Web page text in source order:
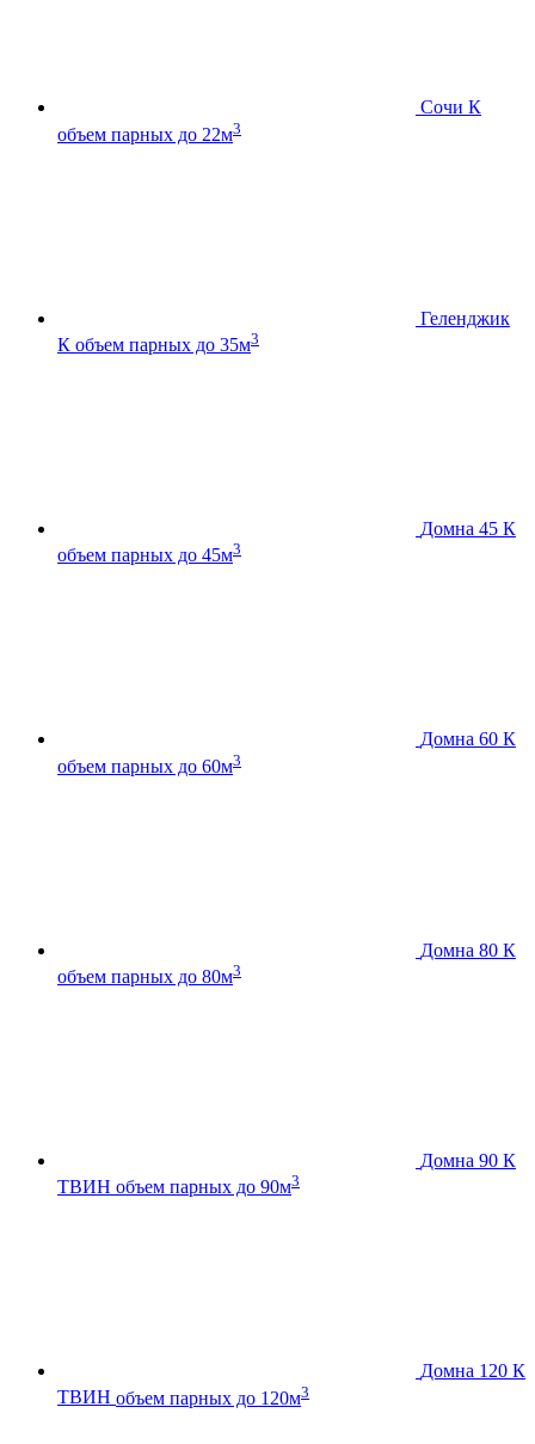
Сочи К
объем парных до 22м3
Геленджик
К объем парных до 35м3
Домна 45 К
объем парных до 45м3
Домна 60 К
объем парных до 60м3
Домна 80 К
объем парных до 80м3
Домна 90 К
ТВИН объем парных до 90м3
Домна 120 К
ТВИН объем парных до 120м3